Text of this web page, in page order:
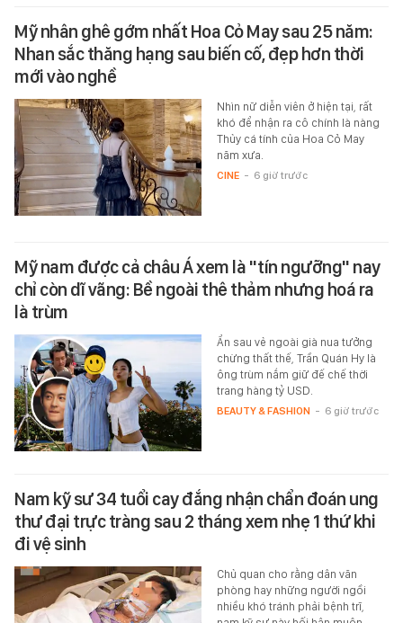
Mỹ nhân ghê gớm nhất Hoa Cỏ May sau 25 năm:
Nhan sắc thăng hạng sau biến cố, đẹp hơn thời
mới vào nghề
Nhìn nữ diễn viên ở hiện tại, rất
khó để nhận ra cô chính là nàng
Thủy cá tính của Hoa Cỏ May
năm xưa.
CINE - 6 giờ trước
Mỹ nam được cả châu Á xem là "tín ngưỡng" nay
chỉ còn dĩ vãng: Bề ngoài thê thảm nhưng hoá ra
là trùm
Ẩn sau vẻ ngoài già nua tưởng
chừng thất thế, Trần Quán Hy là
ông trùm nắm giữ đế chế thời
trang hàng tỷ USD.
BEAUTY & FASHION - 6 giờ trước
Nam kỹ sư 34 tuổi cay đắng nhận chẩn đoán ung
thư đại trực tràng sau 2 tháng xem nhẹ 1 thứ khi
đi vệ sinh
Chủ quan cho rằng dân văn
phòng hay những người ngồi
nhiều khó tránh phải bệnh trĩ,